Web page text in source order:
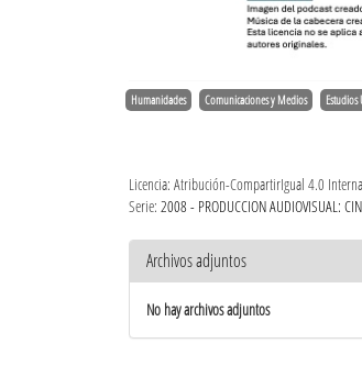
Humanidades Comunicaciones y Medios Estudios
Licencia: Atribución-CompartirIgual 4.0
Serie: 2008 - PRODUCCION AUDIOVISUAL:
Archivos adjuntos
No hay archivos adjuntos